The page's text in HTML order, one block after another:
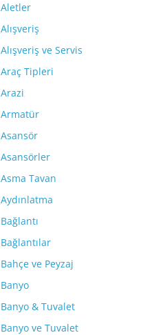
Aletler
Alışveriş
Alışveriş ve Servis
Araç Tipleri
Arazi
Armatür
Asansör
Asansörler
Asma Tavan
Aydınlatma
Bağlantı
Bağlantılar
Bahçe ve Peyzaj
Banyo
Banyo & Tuvalet
Banyo ve Tuvalet